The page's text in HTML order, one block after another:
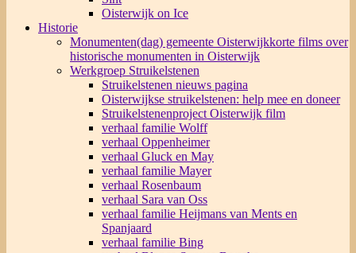
Oisterwijk on Ice
Historie
Monumenten(dag) gemeente Oisterwijkkorte films over
historische monumenten in Oisterwijk
Werkgroep Struikelstenen
Struikelstenen nieuws pagina
Oisterwijkse struikelstenen: help mee en doneer
Struikelstenenproject Oisterwijk film
verhaal familie Wolff
verhaal Oppenheimer
verhaal Gluck en May
verhaal familie Mayer
verhaal Rosenbaum
verhaal Sara van Oss
verhaal familie Heijmans van Ments en
Spanjaard
verhaal familie Bing